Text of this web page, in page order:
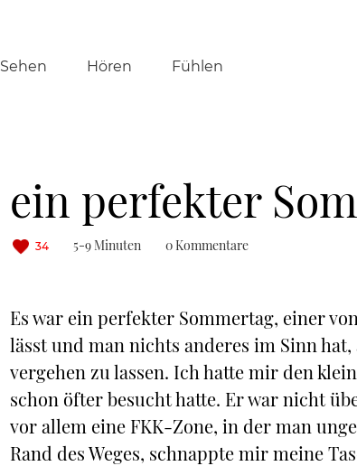
Sehen Hören Fühlen
ein perfekter
34 5-9 Minuten 0 Kommentare
Es war ein perfekter Sommertag, einer
lässt und man nichts anderes im Sinn
vergehen zu lassen. Ich hatte mir den
schon öfter besucht hatte. Er war nicht
vor allem eine FKK-Zone, in der man
Rand des Weges, schnappte mir meine